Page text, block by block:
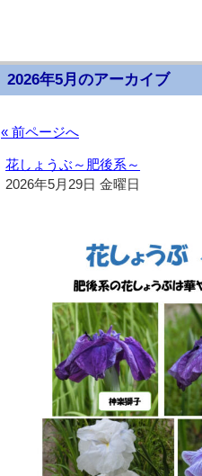
2026年5月のアーカイブ
« 前ページへ
花しょうぶ～肥後系～
2026年5月29日 金曜日